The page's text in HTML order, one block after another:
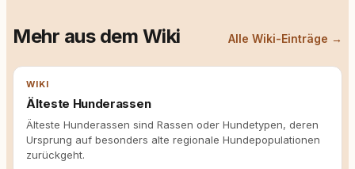
Mehr aus dem Wiki Alle Wiki-Einträge →
WIKI
Älteste Hunderassen
Älteste Hunderassen sind Rassen oder Hundetypen, deren
Ursprung auf besonders alte regionale Hundepopulationen
zurückgeht.